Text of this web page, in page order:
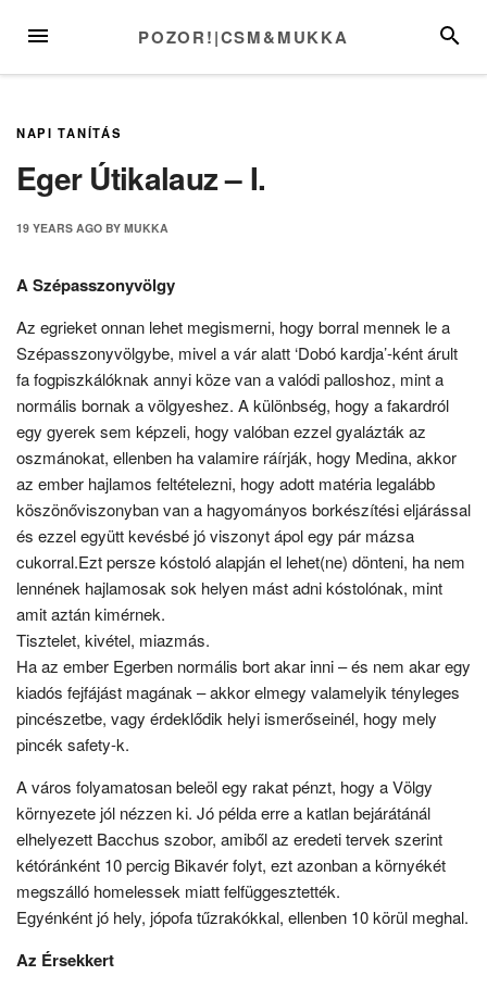
MENU POZOR!|CSM&MUKKA
NAPI TANÍTÁS
Eger Útikalauz – I.
19 YEARS AGO BY MUKKA
A Szépasszonyvölgy
Az egrieket onnan lehet megismerni, hogy borral mennek le a
Szépasszonyvölgybe, mivel a vár alatt ‘Dobó kardja’-ként árult
fa fogpiszkálóknak annyi köze van a valódi palloshoz, mint a
normális bornak a völgyeshez. A különbség, hogy a fakardról
egy gyerek sem képzeli, hogy valóban ezzel gyalázták az
oszmánokat, ellenben ha valamire ráírják, hogy Medina, akkor
az ember hajlamos feltételezni, hogy adott matéria legalább
köszönőviszonyban van a hagyományos borkészítési eljárással
és ezzel együtt kevésbé jó viszonyt ápol egy pár mázsa
cukorral.Ezt persze kóstoló alapján el lehet(ne) dönteni, ha nem
lennének hajlamosak sok helyen mást adni kóstolónak, mint
amit aztán kimérnek.
Tisztelet, kivétel, miazmás.
Ha az ember Egerben normális bort akar inni – és nem akar egy
kiadós fejfájást magának – akkor elmegy valamelyik tényleges
pincészetbe, vagy érdeklődik helyi ismerőseinél, hogy mely
pincék safety-k.
A város folyamatosan beleöl egy rakat pénzt, hogy a Völgy
környezete jól nézzen ki. Jó példa erre a katlan bejárátánál
elhelyezett Bacchus szobor, amiből az eredeti tervek szerint
kétóránként 10 percig Bikavér folyt, ezt azonban a környékét
megszálló homelessek miatt felfüggesztették.
Egyénként jó hely, jópofa tűzrakókkal, ellenben 10 körül meghal.
Az Érsekkert